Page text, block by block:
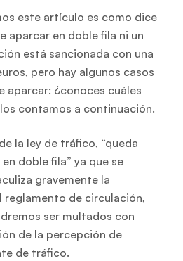
este artículo es como dice
aparcar en doble fila ni un
está sancionada con una
pero hay algunos casos
aparcar: ¿conoces cuáles
contamos a continuación.
la ley de tráfico, “queda
doble fila” ya que se
gravemente la
reglamento de circulación,
ser multados con
de la percepción de
de tráfico.